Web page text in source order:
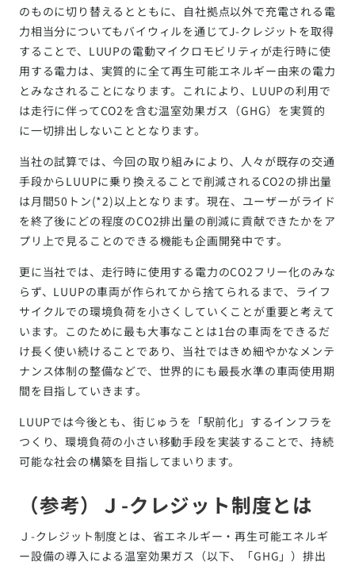
のものに切り替えるとともに、自社拠点以外で充電される電
力相当分についてもバイウィルを通じてJ-クレジットを取得
することで、LUUPの電動マイクロモビリティが走行時に使
用する電力は、実質的に全て再生可能エネルギー由来の電力
とみなされることになります。これにより、LUUPの利用で
は走行に伴ってCO2を含む温室効果ガス（GHG）を実質的
に一切排出しないこととなります。
当社の試算では、今回の取り組みにより、人々が既存の交通
手段からLUUPに乗り換えることで削減されるCO2の排出量
は月間50トン(*2)以上となります。現在、ユーザーがライド
を終了後にどの程度のCO2排出量の削減に貢献できたかをア
プリ上で見ることのできる機能も企画開発中です。
更に当社では、走行時に使用する電力のCO2フリー化のみな
らず、LUUPの車両が作られてから捨てられるまで、ライフ
サイクルでの環境負荷を小さくしていくことが重要と考えて
います。このために最も大事なことは1台の車両をできるだ
け長く使い続けることであり、当社ではきめ細やかなメンテ
ナンス体制の整備などで、世界的にも最長水準の車両使用期
間を目指していきます。
LUUPでは今後とも、街じゅうを「駅前化」するインフラを
つくり、環境負荷の小さい移動手段を実装することで、持続
可能な社会の構築を目指してまいります。
（参考）Ｊ-クレジット制度とは
Ｊ-クレジット制度とは、省エネルギー・再生可能エネルギ
ー設備の導入による温室効果ガス（以下、「GHG」）排出